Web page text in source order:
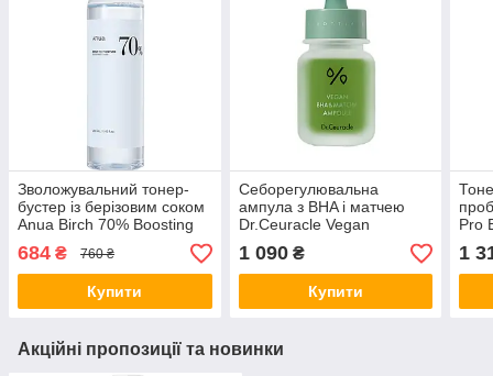
Зволожувальний тонер-
бустер із берізовим соком
Anua Birch 70% Boosting
Toner Moisture 250 мл
684 ₴ 760 ₴
Купити
Себорегулювальна
ампула з BHA і матчею
Dr.Ceuracle Vegan
BHA&Matcha Ampoule 30
мл
1 090₴
Купити
Pro
300
1
Акційні пропозиції та новинки